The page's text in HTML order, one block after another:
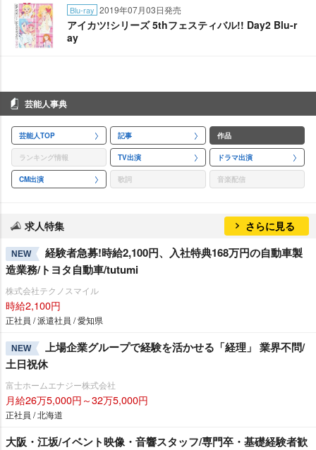
Blu-ray 2019年07月03日発売
アイカツ!シリーズ 5thフェスティバル!! Day2 Blu-r
ay
芸能人事典
芸能人TOP 記事 作品
ランキング情報 TV出演 ドラマ出演
CM出演 歌詞 音楽配信
求人特集 さらに見る
NEW
経験者急募!時給2,100円、入社特典168万円の自動車製
造業務/トヨタ自動車/tutumi
株式会社テクノスマイル
時給2,100円
正社員 / 派遣社員 / 愛知県
NEW
上場企業グループで経験を活かせる「経理」 業界不問/
土日祝休
富士ホームエナジー株式会社
月給26万5,000円～32万5,000円
正社員 / 北海道
大阪・江坂/イベント映像・音響スタッフ/専門卒・基礎経験者歓